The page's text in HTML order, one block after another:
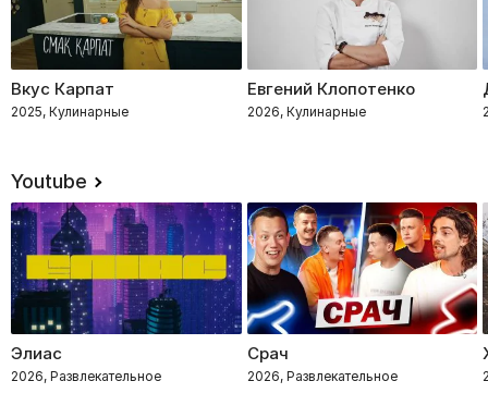
Вкус Карпат
2025, Кулинарные
Евгений Клопотенко
2026, Кулинарные
Youtube
Элиас
2026, Развлекательное
Срач
2026, Развлекательное